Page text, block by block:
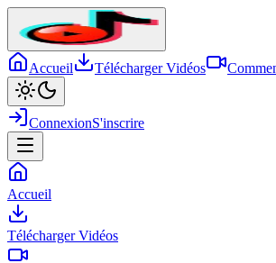
Accueil Télécharger Vidéos
ConnexionS'inscrire
Accueil
Télécharger Vidéos